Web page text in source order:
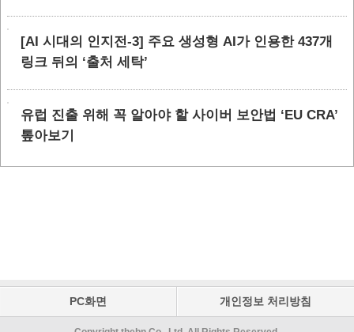
[AI 시대의 인지전-3] 주요 생성형 AI가 인용한 437개
링크 뒤의 ‘출처 세탁’
유럽 진출 위해 꼭 알아야 할 사이버 보안법 ‘EU CRA’
톺아보기
PC화면 개인정보 처리방침